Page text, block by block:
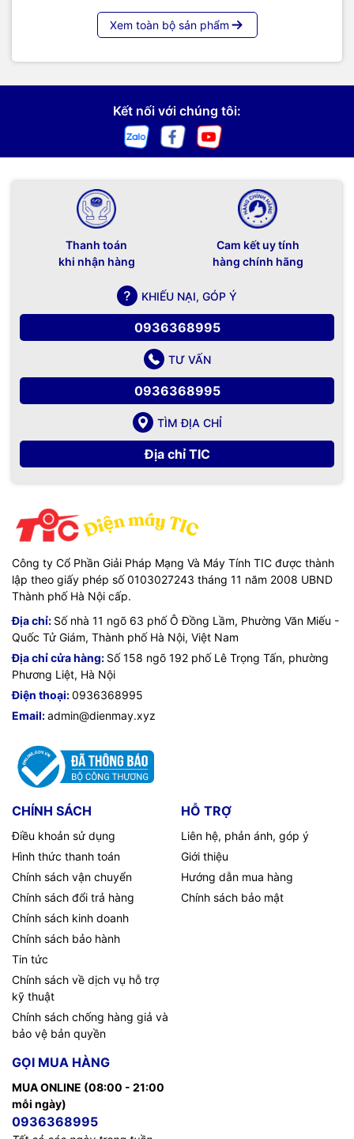
Xem toàn bộ sản phẩm
Kết nối với chúng tôi:
Thanh toán
khi nhận hàng
Cam kết uy tính
hàng chính hãng
KHIẾU NẠI, GÓP Ý
0936368995
TƯ VẤN
0936368995
TÌM ĐỊA CHỈ
Địa chỉ TIC
Công ty Cổ Phần Giải Pháp Mạng Và Máy Tính TIC được thành
lập theo giấy phép số 0103027243 tháng 11 năm 2008 UBND
Thành phố Hà Nội cấp.
Địa chỉ: Số nhà 11 ngõ 63 phố Ô Đồng Lầm, Phường Văn Miếu -
Quốc Tử Giám, Thành phố Hà Nội, Việt Nam
Địa chỉ cửa hàng: Số 158 ngõ 192 phố Lê Trọng Tấn, phường
Phương Liệt, Hà Nội
Điện thoại:0936368995
Email:admin@dienmay.xyz
CHÍNH SÁCH
Điều khoản sử dụng
Hình thức thanh toán
Chính sách vận chuyển
Chính sách đổi trả hàng
Chính sách kinh doanh
Chính sách bảo hành
Tin tức
Chính sách về dịch vụ hỗ trợ
kỹ thuật
Chính sách chống hàng giả và
bảo vệ bản quyền
HỖ TRỢ
Liên hệ, phản ánh, góp ý
Giới thiệu
Hướng dẫn mua hàng
Chính sách bảo mật
GỌI MUA HÀNG
MUA ONLINE (08:00 - 21:00
mỗi ngày)
0936368995